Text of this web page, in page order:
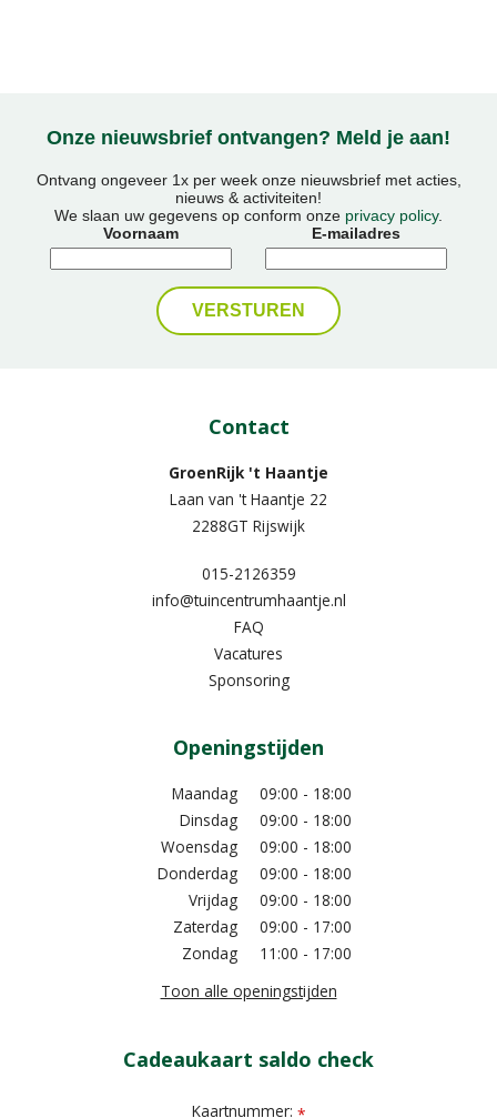
Onze nieuwsbrief ontvangen? Meld je aan!
Ontvang ongeveer 1x per week onze nieuwsbrief met acties,
nieuws & activiteiten!
We slaan uw gegevens op conform onze privacy policy.
Voornaam
E-mailadres
Contact
GroenRijk 't Haantje
Laan van 't Haantje 22
2288GT Rijswijk
015-2126359
info@tuincentrumhaantje.nl
FAQ
Vacatures
Sponsoring
Openingstijden
Maandag
09:00 - 18:00
Dinsdag
09:00 - 18:00
Woensdag
09:00 - 18:00
Donderdag
09:00 - 18:00
Vrijdag
09:00 - 18:00
Zaterdag
09:00 - 17:00
Zondag
11:00 - 17:00
Toon alle openingstijden
Cadeaukaart saldo check
Kaartnummer: *